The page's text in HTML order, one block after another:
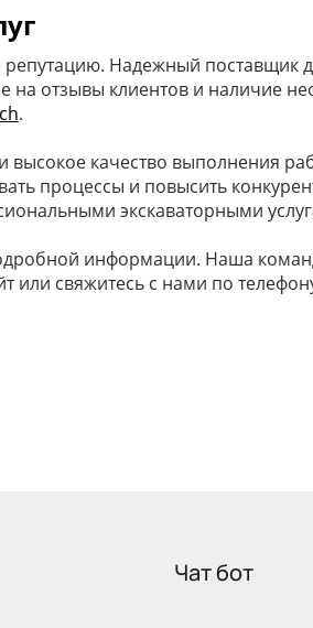
Надежный поставщик
на отзывы клиентов и наличие
.
высокое качество выполнения
процессы и повысить
экскаваторными
информации. Наша
свяжитесь с нами по
Чат бот